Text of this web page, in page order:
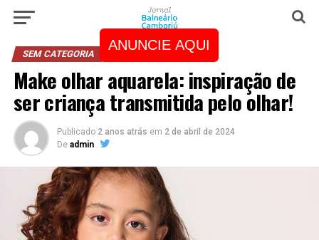
ANUNCIE AQUI
SEM CATEGORIA
Make olhar aquarela: inspiração de
ser criança transmitida pelo olhar!
Publicado 2 anos atrás em 2 de abril de 2024
De admin